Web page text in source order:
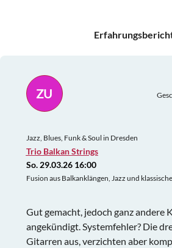
ZU
Jazz, Blues, Funk & Soul in Dresden
Trio Balkan Strings
So. 29.03.26 16:00
Fusion aus Balkanklängen, Jazz und
Gut gemacht, jedoch ganz andere
angekündigt. Systemfehler? Die
Gitarren aus, verzichten aber